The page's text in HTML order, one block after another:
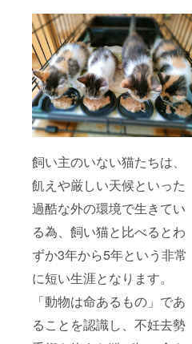
飼い主のいない猫たちは、
飢えや厳しい天候といった
過酷な外の環境で生きてい
る為、飼い猫と比べるとわ
ずか3年から5年という非常
に短い生涯となります。
「動物は命あるもの」であ
ることを認識し、不妊去勢